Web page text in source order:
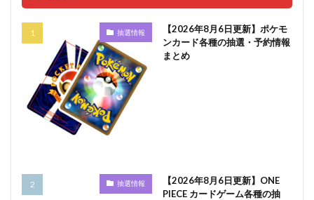
抽選情報
【2026年8月6日更新】ポケモ
ンカード各種の抽選・予約情報
まとめ
抽選情報
【2026年8月6日更新】ONE
PIECE カードゲーム各種の抽